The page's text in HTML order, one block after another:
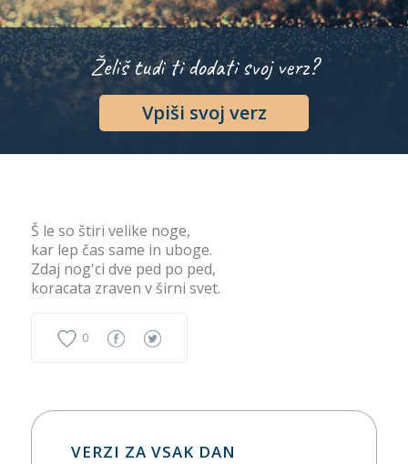
Želiš tudi ti dodati svoj verz?
Vpiši svoj verz
Š le so štiri velike noge,
kar lep čas same in uboge.
Zdaj nog'ci dve ped po ped,
koracata zraven v širni svet.
0
VERZI ZA VSAK DAN